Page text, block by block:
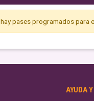
pases programados para
AYUDA